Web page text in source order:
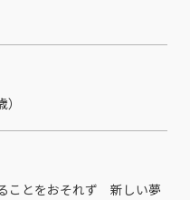
ことをおそれず 新しい夢